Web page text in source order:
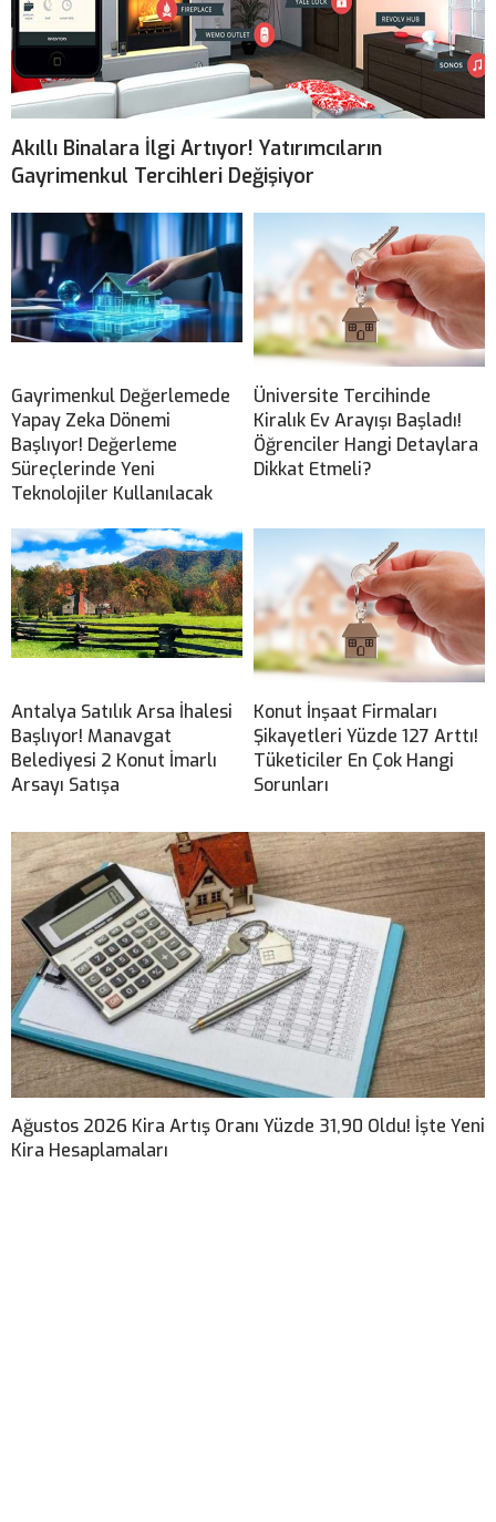
Akıllı Binalara İlgi Artıyor! Yatırımcıların
Gayrimenkul Tercihleri Değişiyor
Gayrimenkul Değerlemede
Yapay Zeka Dönemi
Başlıyor! Değerleme
Süreçlerinde Yeni
Teknolojiler Kullanılacak
Üniversite Tercihinde
Kiralık Ev Arayışı Başladı!
Öğrenciler Hangi Detaylara
Dikkat Etmeli?
Antalya Satılık Arsa İhalesi
Başlıyor! Manavgat
Belediyesi 2 Konut İmarlı
Arsayı Satışa
Konut İnşaat Firmaları
Şikayetleri Yüzde 127 Arttı!
Tüketiciler En Çok Hangi
Sorunları
Ağustos 2026 Kira Artış Oranı Yüzde 31,90 Oldu! İşte Yeni
Kira Hesaplamaları